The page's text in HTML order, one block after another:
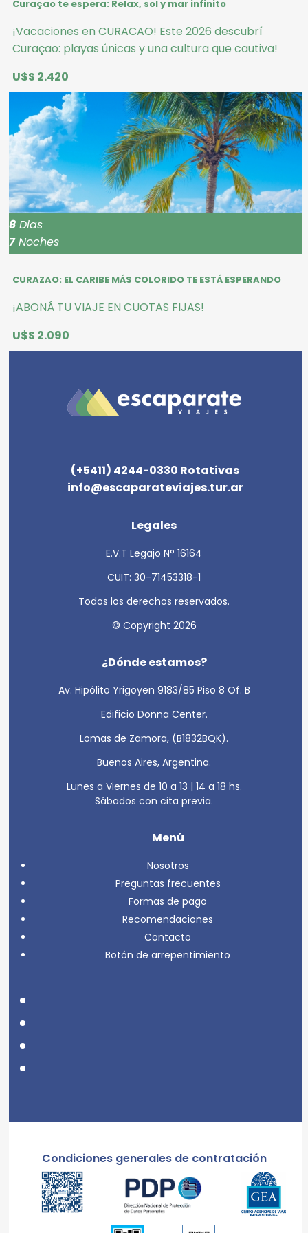
Curaçao te espera: Relax, sol y mar infinito
¡Vacaciones en CURACAO! Este 2026 descubrí
Curaçao: playas únicas y una cultura que cautiva!
U$S 2.420
Dias
Noches
CURAZAO: EL CARIBE MÁS COLORIDO TE ESTÁ ESPERANDO
¡ABONÁ TU VIAJE EN CUOTAS FIJAS!
U$S 2.090
(+5411) 4244-0330 Rotativas
info@escaparateviajes.tur.ar
Legales
E.V.T Legajo N° 16164
CUIT: 30-71453318-1
Todos los derechos reservados.
© Copyright 2026
¿Dónde estamos?
Av. Hipólito Yrigoyen 9183/85 Piso 8 Of. B
Edificio Donna Center.
Lomas de Zamora, (B1832BQK).
Buenos Aires, Argentina.
Lunes a Viernes de 10 a 13 | 14 a 18 hs.
Sábados con cita previa.
Menú
Nosotros
Preguntas frecuentes
Formas de pago
Recomendaciones
Contacto
Botón de arrepentimiento
Condiciones generales de contratación